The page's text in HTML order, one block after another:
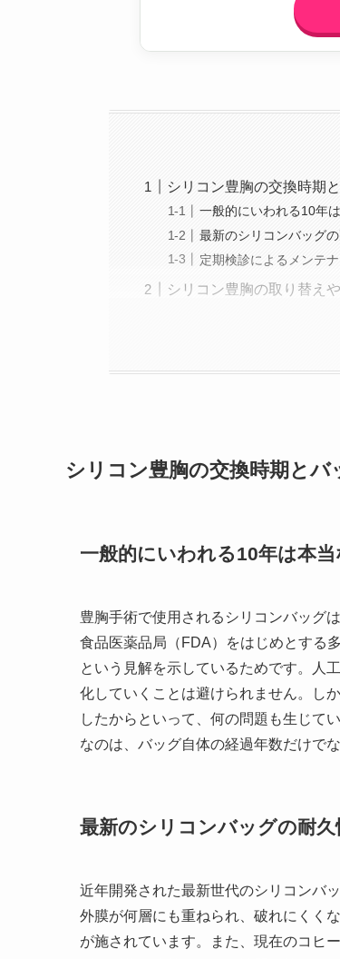
シリコン豊胸の交換時期
一般的にいわれる10年
最新のシリコンバッグ
定期検診によるメンテ
シリコン豊胸の取り替え
シリコン豊胸の交換時期とバ
一般的にいわれる10年は本
豊胸手術で使用されるシリコンバッグ
食品医薬品局（FDA）をはじめとする
という見解を示しているためです。人
化していくことは避けられません。し
したからといって、何の問題も生じて
なのは、バッグ自体の経過年数だけで
最新のシリコンバッグの耐
近年開発された最新世代のシリコンバ
外膜が何層にも重ねられ、破れにくく
が施されています。また、現在のコヒ